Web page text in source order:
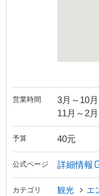
営業時間
3月～10
11月～2
予算 40元
公式ページ 詳細情報
カテゴリ 観光
エ